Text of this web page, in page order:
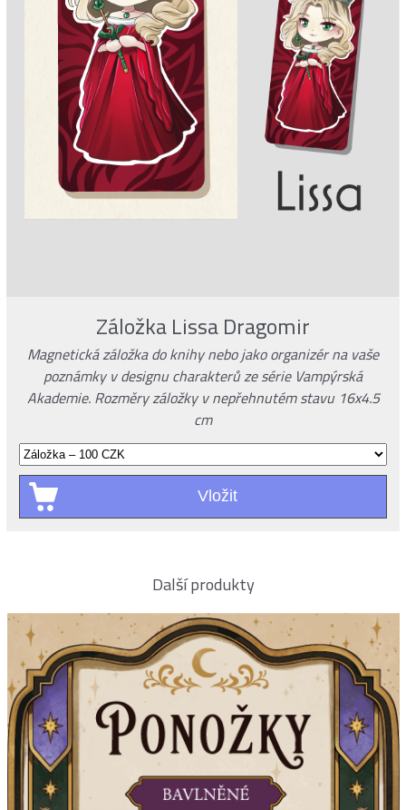
Záložka Lissa Dragomir
Magnetická záložka do knihy nebo jako organizér na vaše
poznámky v designu charakterů ze série Vampýrská
Akademie. Rozměry záložky v nepřehnutém stavu 16x4.5
cm
Další produkty